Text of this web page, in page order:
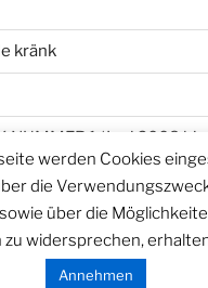
kränk
NUMMER 1 (Juni 2008
Stolz präsentiert von
werden Cookies
die
über die
zu widersprechen,
Annehmen